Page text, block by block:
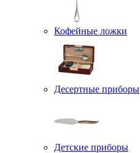
Кофейные ложки
Десертные приборы
Детские приборы